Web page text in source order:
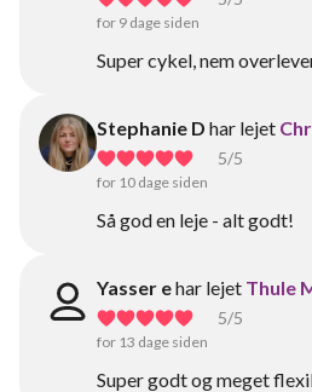
for 9 dage siden
Super cykel, nem
Stephanie D har lejet
5/5
for 10 dage siden
Så god en leje - alt godt!
Yasser ehar lejet Thule
5/5
for 13 dage siden
Super godt og meget